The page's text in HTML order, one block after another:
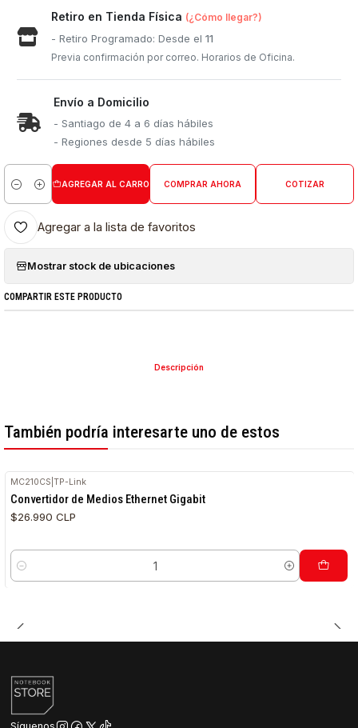
Retiro en Tienda Física (¿Cómo llegar?)
- Retiro Programado: Desde el11
Previa confirmación por correo. Horarios de Oficina.
Envío a Domicilio
- Santiago de 4 a 6 días hábiles
- Regiones desde 5 días hábiles
Cantidad
AGREGAR AL CARRO COMPRAR AHORA COTIZAR
Agregar a la lista de favoritos
Mostrar stock de ubicaciones
COMPARTIR ESTE PRODUCTO
Descripción
También podría interesarte uno de estos
MC210CS |TP-Link
Convertidor de Medios Ethernet Gigabit
$26.990 CLP
Cantidad